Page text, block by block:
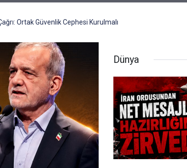
Ortak Güvenlik Cephesi Kurulmalı
Dünya